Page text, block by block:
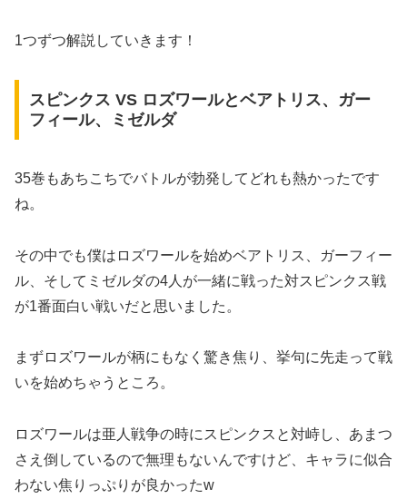
1つずつ解説していきます！
スピンクス VS ロズワールとベアトリス、ガー
フィール、ミゼルダ
35巻もあちこちでバトルが勃発してどれも熱かったです
ね。
その中でも僕はロズワールを始めベアトリス、ガーフィー
ル、そしてミゼルダの4人が一緒に戦った対スピンクス戦
が1番面白い戦いだと思いました。
まずロズワールが柄にもなく驚き焦り、挙句に先走って戦
いを始めちゃうところ。
ロズワールは亜人戦争の時にスピンクスと対峙し、あまつ
さえ倒しているので無理もないんですけど、キャラに似合
わない焦りっぷりが良かったw